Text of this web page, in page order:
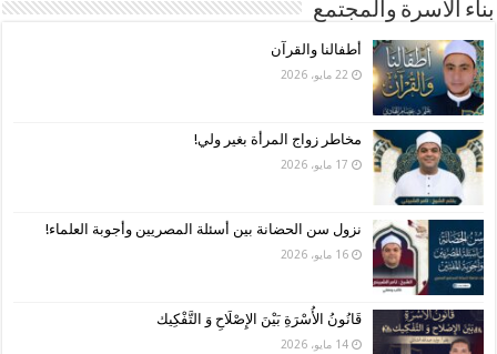
بناء الأسرة والمجتمع
أطفالنا والقرآن
22 مايو، 2026
مخاطر زواج المرأة بغير ولي!
17 مايو، 2026
نزول سن الحضانة بين أسئلة المصريين وأجوبة العلماء!
16 مايو، 2026
قَانُونُ الأُسْرَةِ بَيْنَ الإِصْلَاحِ وَ التَّفْكِيك
14 مايو، 2026